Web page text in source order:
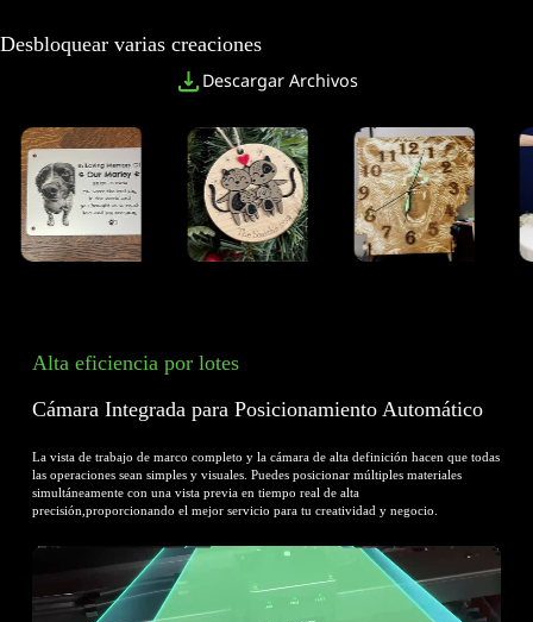
Desbloquear varias creaciones
Descargar Archivos
Alta eficiencia por lotes
Cámara Integrada para Posicionamiento Automático
La vista de trabajo de marco completo y la cámara de alta definición hacen que todas
las operaciones sean simples y visuales. Puedes posicionar múltiples materiales
simultáneamente con una vista previa en tiempo real de alta
precisión,proporcionando el mejor servicio para tu creatividad y negocio.